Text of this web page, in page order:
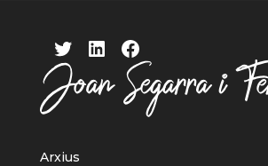
Twitter LinkedIn Facebook
Arxius